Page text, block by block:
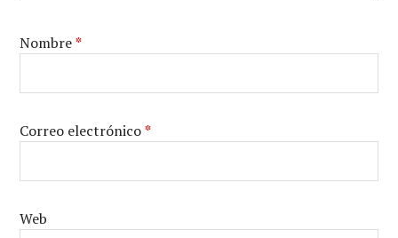
Nombre*
Correo electrónico*
Web